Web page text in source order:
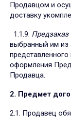
Продавцом и
доставку
1.1.9. Предзаказ
выбранный им из
оформления
Продавца.
2. Предмет
2.1. Продавец